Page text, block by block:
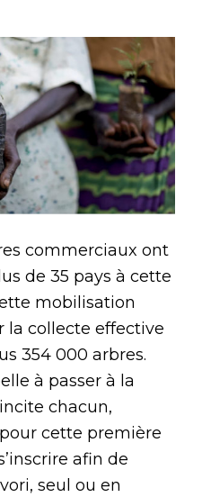
commerciaux ont
de 35 pays à cette
mobilisation
la collecte effective
354 000 arbres.
à passer à la
chacun,
pour cette première
afin de
seul ou en